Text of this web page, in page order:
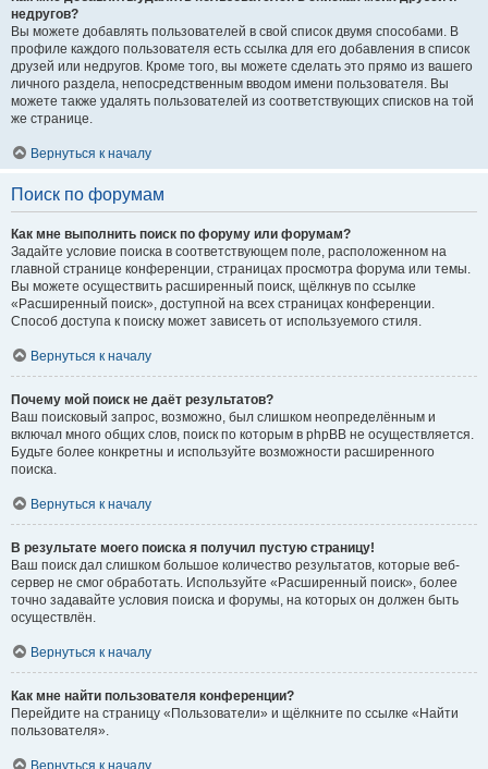
недругов?
Вы можете добавлять пользователей в свой список двумя способами. В
профиле каждого пользователя есть ссылка для его добавления в список
друзей или недругов. Кроме того, вы можете сделать это прямо из вашего
личного раздела, непосредственным вводом имени пользователя. Вы
можете также удалять пользователей из соответствующих списков на той
же странице.
Вернуться к началу
Поиск по форумам
Как мне выполнить поиск по форуму или форумам?
Задайте условие поиска в соответствующем поле, расположенном на
главной странице конференции, страницах просмотра форума или темы.
Вы можете осуществить расширенный поиск, щёлкнув по ссылке
«Расширенный поиск», доступной на всех страницах конференции.
Способ доступа к поиску может зависеть от используемого стиля.
Вернуться к началу
Почему мой поиск не даёт результатов?
Ваш поисковый запрос, возможно, был слишком неопределённым и
включал много общих слов, поиск по которым в phpBB не осуществляется.
Будьте более конкретны и используйте возможности расширенного
поиска.
Вернуться к началу
В результате моего поиска я получил пустую страницу!
Ваш поиск дал слишком большое количество результатов, которые веб-
сервер не смог обработать. Используйте «Расширенный поиск», более
точно задавайте условия поиска и форумы, на которых он должен быть
осуществлён.
Вернуться к началу
Как мне найти пользователя конференции?
Перейдите на страницу «Пользователи» и щёлкните по ссылке «Найти
пользователя».
Вернуться к началу